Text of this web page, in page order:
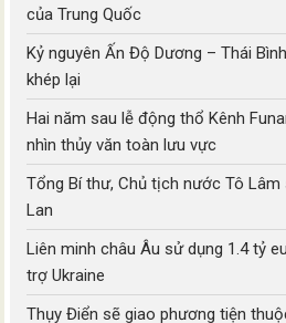
của Trung Quốc
Kỷ nguyên Ấn Độ Dương – Thái
khép lại
Hai năm sau lễ động thổ Kênh
nhìn thủy văn toàn lưu vực
Tổng Bí thư, Chủ tịch nước Tô Lâm
Lan
Liên minh châu Âu sử dụng 1.4 tỷ
trợ Ukraine
Thụy Điển sẽ giao phương tiện